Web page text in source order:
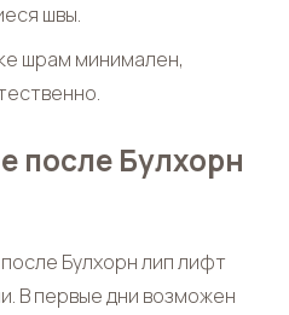
швы.
шрам минимален,
после Булхорн
Булхорн лип лифт
В первые дни возможен